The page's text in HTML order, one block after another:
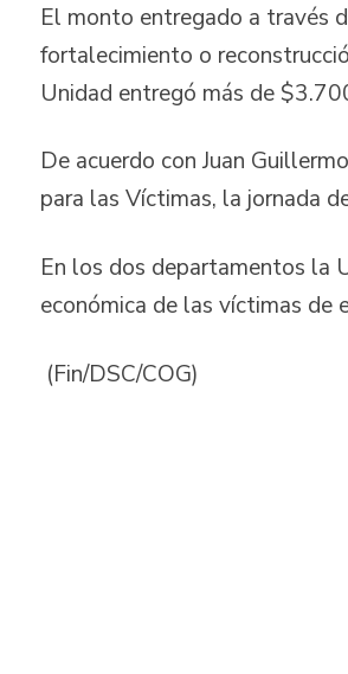
El monto entregado a través
fortalecimiento o
Unidad entregó más de
De acuerdo con Juan
para las Víctimas, la jornada
En los dos departamentos la
económica de las víctimas de
(Fin/DSC/COG)